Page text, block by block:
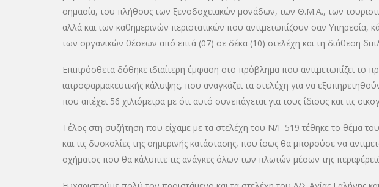
σημασία, του πλήθους των ξενοδοχειακών μονάδων, των Θ.Μ.Α., των
αλλά και των καθημερινών περιστατικών που αντιμετωπίζουν σαν Υπηρεσία,
των οργανικών θέσεων από επτά (07) σε δέκα (10) στελέχη και τη διάθεση
Επιπρόσθετα δόθηκε ιδιαίτερη έμφαση στο πρόβλημα που αντιμετωπίζει το
ιατροφαρμακευτικής κάλυψης, που αναγκάζει τα στελέχη για να
που απέχει 56 χιλιόμετρα με ότι αυτό συνεπάγεται για τους ίδιους και τις
Τέλος στη συζήτηση που είχαμε με τα στελέχη του Ν/Γ 519 τέθηκε το θέμα
και τις δυσκολίες της σημερινής κατάστασης, που ίσως θα μπορούσε να
οχήματος που θα κάλυπτε τις ανάγκες όλων των πλωτών μέσων της